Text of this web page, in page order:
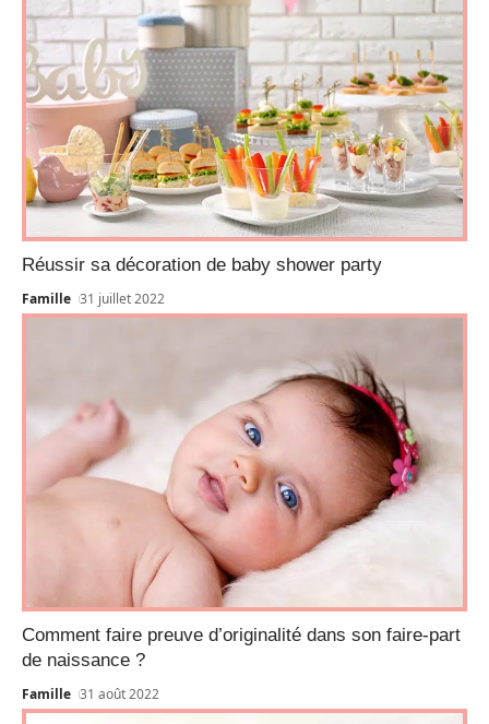
Réussir sa décoration de baby shower party
Famille 31 juillet 2022
Comment faire preuve d’originalité dans son faire-part
de naissance ?
Famille 31 août 2022